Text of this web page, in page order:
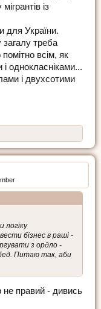
із
для України.
загалу треба
всім, як
однокласніками...
і двухсотими
логіку
бізнес в раші -
з ордло -
Питаю так, аби
не правий - дивись